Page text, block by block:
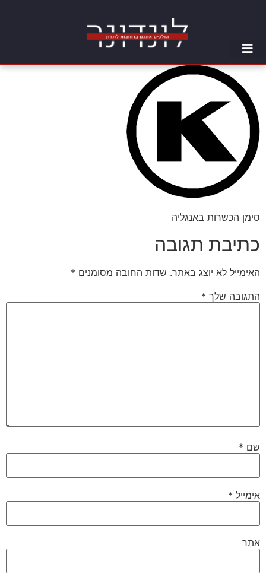
סימן הכשרות באנגליה
כתיבת תגובה
האימייל לא יוצג באתר. שדות החובה מסומנים *
התגובה שלך *
שם *
אימייל *
אתר